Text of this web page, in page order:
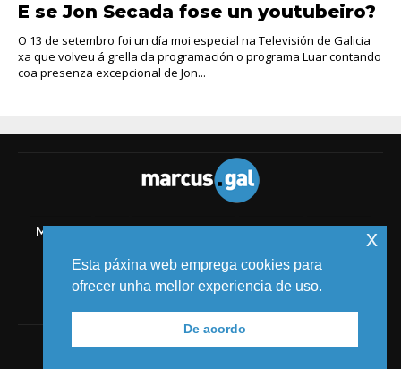
E se Jon Secada fose un youtubeiro?
O 13 de setembro foi un día moi especial na Televisión de Galicia
xa que volveu á grella da programación o programa Luar contando
coa presenza excepcional de Jon...
MELIDE TIC AUDIOVISUAL COMICS
MEDIOS
EVENTOS
Esta páxina web emprega cookies para
ofrecer unha mellor experiencia de uso.
De acordo
x